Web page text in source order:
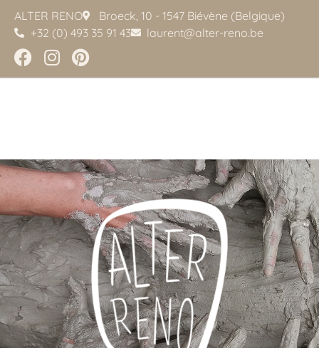
ALTER RENO
Broeck, 10 - 1547 Biévène (Belgique)
+32 (0) 493 35 91 43
laurent@alter-reno.be